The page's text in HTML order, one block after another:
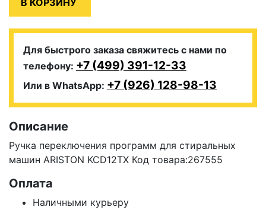
Для быстрого заказа свяжитесь с нами по
телефону: +7 (499) 391-12-33
Или в WhatsApp: +7 (926) 128-98-13
Описание
Ручка переключения программ для стиральных
машин ARISTON KCD12TX Код товара:267555
Оплата
Наличными курьеру